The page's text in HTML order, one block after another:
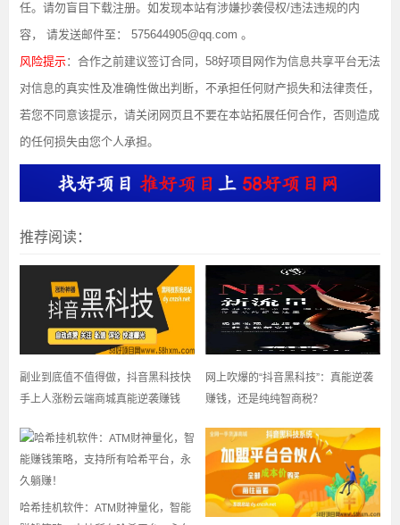
任。请勿盲目下载注册。如发现本站有涉嫌抄袭侵权/违法违规的内
容， 请发送邮件至： 575644905@qq.com 。
风险提示：合作之前建议签订合同，58好项目网作为信息共享平台无法
对信息的真实性及准确性做出判断，不承担任何财产损失和法律责任，
若您不同意该提示，请关闭网页且不要在本站拓展任何合作，否则造成
的任何损失由您个人承担。
推荐阅读：
副业到底值不值得做，抖音黑科技快
手上人涨粉云端商城真能逆袭赚钱
网上吹爆的“抖音黑科技”：真能逆袭
赚钱，还是纯纯智商税？
哈希挂机软件：ATM财神量化，智能